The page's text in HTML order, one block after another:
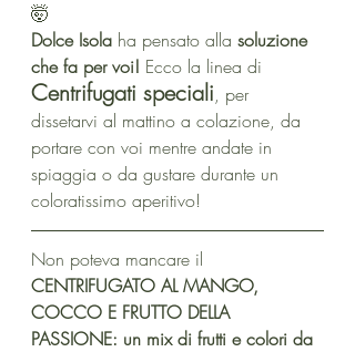
🤯
Dolce Isola ha pensato alla soluzione
che fa per voi! Ecco la linea di
Centrifugati speciali, per
dissetarvi al mattino a colazione, da
portare con voi mentre andate in
spiaggia o da gustare durante un
coloratissimo aperitivo!
Non poteva mancare il
CENTRIFUGATO AL MANGO,
COCCO E FRUTTO DELLA
PASSIONE: un mix di frutti e colori da